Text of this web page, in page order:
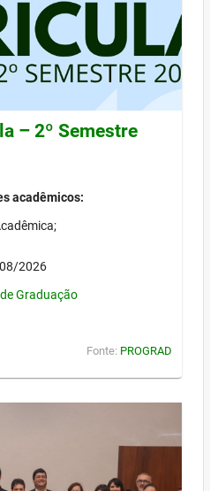
– 2º Semestre
acadêmicos:
2026
Graduação
Fonte: PROGRAD